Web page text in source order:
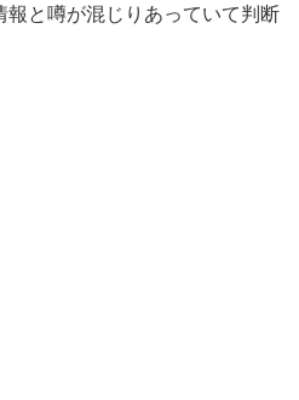
報と噂が混じりあっていて判断